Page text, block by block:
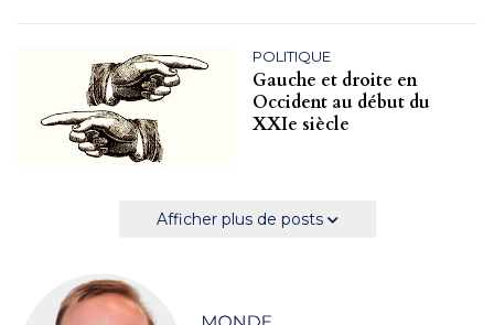
POLITIQUE
Gauche et droite en
Occident au début du
XXIe siècle
Afficher plus de posts